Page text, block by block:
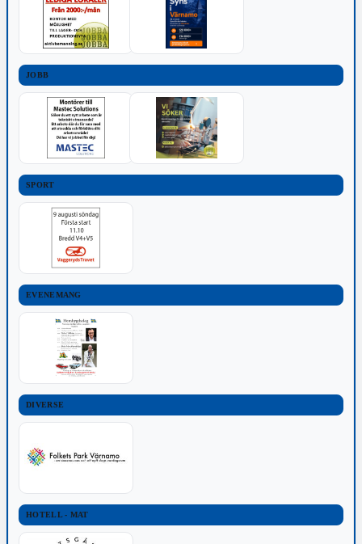
JOBB
SPORT
EVENEMANG
DIVERSE
HOTELL - MAT